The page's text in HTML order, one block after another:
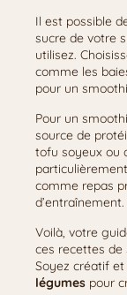
Il est possible
sucre de votre
utilisez.
comme les
pour un
Pour un
source de
tofu soyeux ou
comme repas
d’entraînement.
Voilà, votre
ces recettes de
Soyez créatif
légumes pour